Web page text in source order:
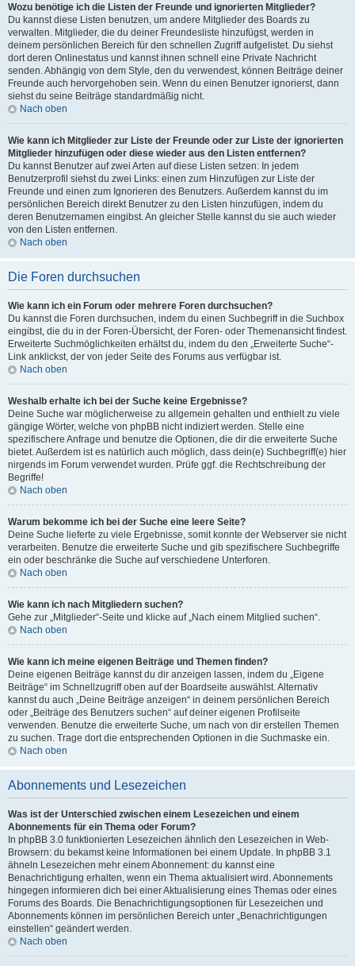
Wozu benötige ich die Listen der Freunde und ignorierten Mitglieder?
Du kannst diese Listen benutzen, um andere Mitglieder des Boards zu
verwalten. Mitglieder, die du deiner Freundesliste hinzufügst, werden in
deinem persönlichen Bereich für den schnellen Zugriff aufgelistet. Du siehst
dort deren Onlinestatus und kannst ihnen schnell eine Private Nachricht
senden. Abhängig von dem Style, den du verwendest, können Beiträge deiner
Freunde auch hervorgehoben sein. Wenn du einen Benutzer ignorierst, dann
siehst du seine Beiträge standardmäßig nicht.
Nach oben
Wie kann ich Mitglieder zur Liste der Freunde oder zur Liste der ignorierten
Mitglieder hinzufügen oder diese wieder aus den Listen entfernen?
Du kannst Benutzer auf zwei Arten auf diese Listen setzen: In jedem
Benutzerprofil siehst du zwei Links: einen zum Hinzufügen zur Liste der
Freunde und einen zum Ignorieren des Benutzers. Außerdem kannst du im
persönlichen Bereich direkt Benutzer zu den Listen hinzufügen, indem du
deren Benutzernamen eingibst. An gleicher Stelle kannst du sie auch wieder
von den Listen entfernen.
Nach oben
Die Foren durchsuchen
Wie kann ich ein Forum oder mehrere Foren durchsuchen?
Du kannst die Foren durchsuchen, indem du einen Suchbegriff in die Suchbox
eingibst, die du in der Foren-Übersicht, der Foren- oder Themenansicht findest.
Erweiterte Suchmöglichkeiten erhältst du, indem du den „Erweiterte Suche“-
Link anklickst, der von jeder Seite des Forums aus verfügbar ist.
Nach oben
Weshalb erhalte ich bei der Suche keine Ergebnisse?
Deine Suche war möglicherweise zu allgemein gehalten und enthielt zu viele
gängige Wörter, welche von phpBB nicht indiziert werden. Stelle eine
spezifischere Anfrage und benutze die Optionen, die dir die erweiterte Suche
bietet. Außerdem ist es natürlich auch möglich, dass dein(e) Suchbegriff(e) hier
nirgends im Forum verwendet wurden. Prüfe ggf. die Rechtschreibung der
Begriffe!
Nach oben
Warum bekomme ich bei der Suche eine leere Seite?
Deine Suche lieferte zu viele Ergebnisse, somit konnte der Webserver sie nicht
verarbeiten. Benutze die erweiterte Suche und gib spezifischere Suchbegriffe
ein oder beschränke die Suche auf verschiedene Unterforen.
Nach oben
Wie kann ich nach Mitgliedern suchen?
Gehe zur „Mitglieder“-Seite und klicke auf „Nach einem Mitglied suchen“.
Nach oben
Wie kann ich meine eigenen Beiträge und Themen finden?
Deine eigenen Beiträge kannst du dir anzeigen lassen, indem du „Eigene
Beiträge“ im Schnellzugriff oben auf der Boardseite auswählst. Alternativ
kannst du auch „Deine Beiträge anzeigen“ in deinem persönlichen Bereich
oder „Beiträge des Benutzers suchen“ auf deiner eigenen Profilseite
verwenden. Benutze die erweiterte Suche, um nach von dir erstellen Themen
zu suchen. Trage dort die entsprechenden Optionen in die Suchmaske ein.
Nach oben
Abonnements und Lesezeichen
Was ist der Unterschied zwischen einem Lesezeichen und einem
Abonnements für ein Thema oder Forum?
In phpBB 3.0 funktionierten Lesezeichen ähnlich den Lesezeichen in Web-
Browsern: du bekamst keine Informationen bei einem Update. In phpBB 3.1
ähneln Lesezeichen mehr einem Abonnement: du kannst eine
Benachrichtigung erhalten, wenn ein Thema aktualisiert wird. Abonnements
hingegen informieren dich bei einer Aktualisierung eines Themas oder eines
Forums des Boards. Die Benachrichtigungsoptionen für Lesezeichen und
Abonnements können im persönlichen Bereich unter „Benachrichtigungen
einstellen“ geändert werden.
Nach oben